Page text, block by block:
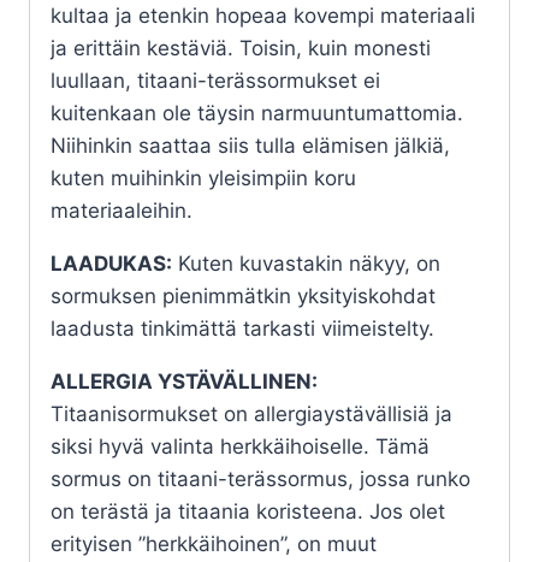
kultaa ja etenkin hopeaa kovempi materiaali
ja erittäin kestäviä. Toisin, kuin monesti
luullaan, titaani-terässormukset ei
kuitenkaan ole täysin narmuuntumattomia.
Niihinkin saattaa siis tulla elämisen jälkiä,
kuten muihinkin yleisimpiin koru
materiaaleihin.
LAADUKAS: Kuten kuvastakin näkyy, on
sormuksen pienimmätkin yksityiskohdat
laadusta tinkimättä tarkasti viimeistelty.
ALLERGIA YSTÄVÄLLINEN:
Titaanisormukset on allergiaystävällisiä ja
siksi hyvä valinta herkkäihoiselle. Tämä
sormus on titaani-terässormus, jossa runko
on terästä ja titaania koristeena. Jos olet
erityisen ”herkkäihoinen”, on muut